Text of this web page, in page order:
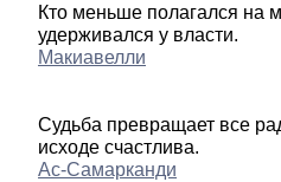
Кто меньше полагался на
удерживался у власти.
Макиавелли
Судьба превращает все
исходе счастлива.
Ас-Самарканди